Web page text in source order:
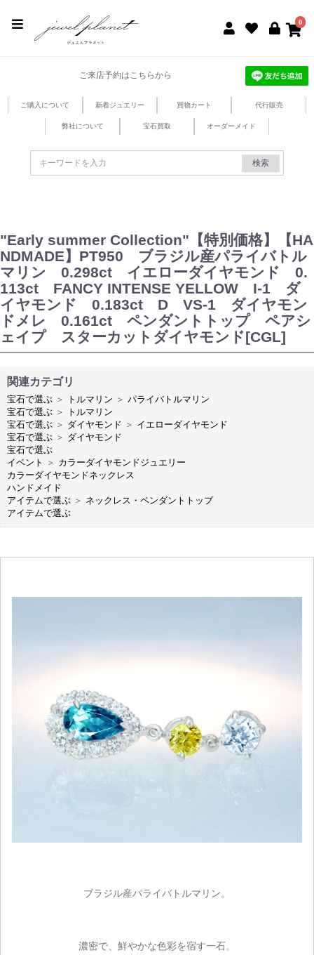
0
ご来店予約はこちらから
ご購入について 新着ジュエリー 買物カート 代行販売
弊社について 宝石買取 オーダーメイド
検索
"Early summer Collection"【特別価格】【HA
NDMADE】PT950 ブラジル産パライバトル
マリン 0.298ct イエローダイヤモンド 0.
113ct FANCY INTENSE YELLOW I-1 ダ
イヤモンド 0.183ct D VS-1 ダイヤモン
ドメレ 0.161ct ペンダントトップ ペアシ
ェイプ スターカットダイヤモンド[CGL]
関連カテゴリ
宝石で選ぶ ＞ トルマリン ＞ パライバトルマリン
宝石で選ぶ ＞
トルマリン
宝石で選ぶ ＞ ダイヤモンド ＞ イエローダイヤモンド
宝石で選ぶ ＞ ダイヤモンド
宝石で選ぶ
イベント
＞ カラーダイヤモンドジュエリー
カラーダイヤモンドネックレス
ハンドメイド
アイテムで選ぶ ＞ ネックレス・ペンダントトップ
アイテムで選ぶ
ブラジル産パライバトルマリン。
濃密で、鮮やかな色彩を宿す一石。